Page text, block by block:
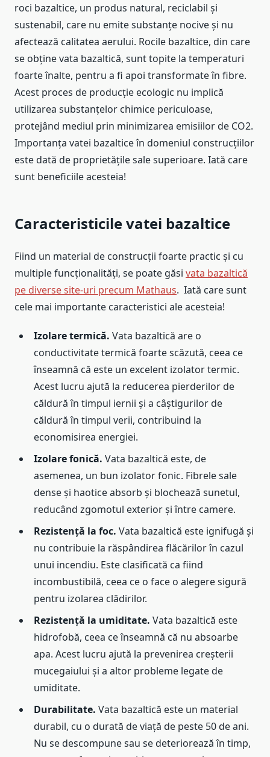
roci bazaltice, un produs natural, reciclabil și
sustenabil, care nu emite substanțe nocive și nu
afectează calitatea aerului. Rocile bazaltice, din care
se obține vata bazaltică, sunt topite la temperaturi
foarte înalte, pentru a fi apoi transformate în fibre.
Acest proces de producție ecologic nu implică
utilizarea substanțelor chimice periculoase,
protejând mediul prin minimizarea emisiilor de CO2.
Importanța vatei bazaltice în domeniul construcțiilor
este dată de proprietățile sale superioare. Iată care
sunt beneficiile acesteia!
Caracteristicile vatei bazaltice
Fiind un material de construcții foarte practic și cu
multiple funcționalități, se poate găsi vata bazaltică
pe diverse site-uri precum Mathaus. Iată care sunt
cele mai importante caracteristici ale acesteia!
Izolare termică. Vata bazaltică are o
conductivitate termică foarte scăzută, ceea ce
înseamnă că este un excelent izolator termic.
Acest lucru ajută la reducerea pierderilor de
căldură în timpul iernii și a câștigurilor de
căldură în timpul verii, contribuind la
economisirea energiei.
Izolare fonică. Vata bazaltică este, de
asemenea, un bun izolator fonic. Fibrele sale
dense și haotice absorb și blochează sunetul,
reducând zgomotul exterior și între camere.
Rezistență la foc. Vata bazaltică este ignifugă și
nu contribuie la răspândirea flăcărilor în cazul
unui incendiu. Este clasificată ca fiind
incombustibilă, ceea ce o face o alegere sigură
pentru izolarea clădirilor.
Rezistență la umiditate. Vata bazaltică este
hidrofobă, ceea ce înseamnă că nu absoarbe
apa. Acest lucru ajută la prevenirea creșterii
mucegaiului și a altor probleme legate de
umiditate.
Durabilitate. Vata bazaltică este un material
durabil, cu o durată de viață de peste 50 de ani.
Nu se descompune sau se deteriorează în timp,